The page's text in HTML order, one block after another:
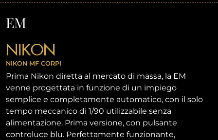
EM
NIKON
NIKON MF CORPI
Prima Nikon diretta al mercato di massa, la EM
venne progettata in funzione di un impiego
semplice e completamente automatico, con il solo
tempo meccanico di 1/90 utilizzabile senza
alimentazione. Prima versione, con pulsante
controluce blu. Perfettamente funzionante,